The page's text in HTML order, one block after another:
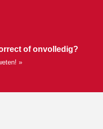
of onvolledig?
»